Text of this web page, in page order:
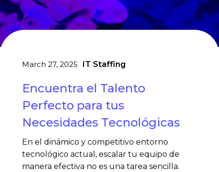
March 27, 2025 IT Staffing
Encuentra el Talento
Perfecto para tus
Necesidades Tecnológicas
En el dinámico y competitivo entorno
tecnológico actual, escalar tu equipo de
manera efectiva no es una tarea sencilla.